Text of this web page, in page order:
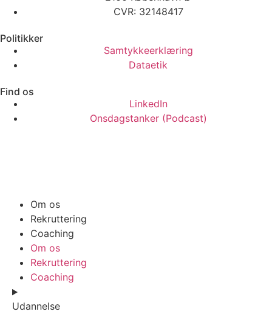
CVR: 32148417
Politikker
Samtykkeerklæring
Dataetik
Find os
LinkedIn
Onsdagstanker (Podcast)
Om os
Rekruttering
Coaching
Om os
Rekruttering
Coaching
Udannelse